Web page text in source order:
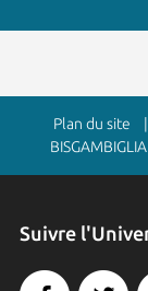
Plan du site |
Suivre